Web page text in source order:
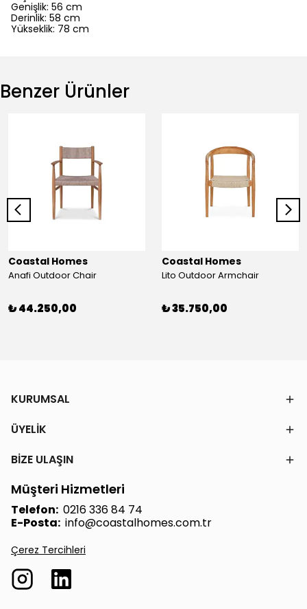
Genişlik: 56 cm
Derinlik: 58 cm
Yükseklik: 78 cm
Benzer Ürünler
Coastal Homes
Anafi Outdoor Chair
₺ 44.250,00
Coastal Homes
Lito Outdoor Armchair
₺ 35.750,00
KURUMSAL
ÜYELİK
BİZE ULAŞIN
Müşteri Hizmetleri
Telefon: 0216 336 84 74
E-Posta: info@coastalhomes.com.tr
Çerez Tercihleri